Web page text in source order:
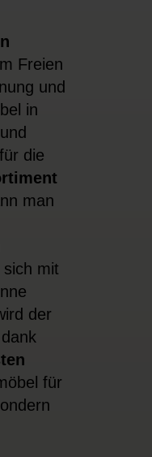
Freien
und
in
und
die
man
mit
der
für